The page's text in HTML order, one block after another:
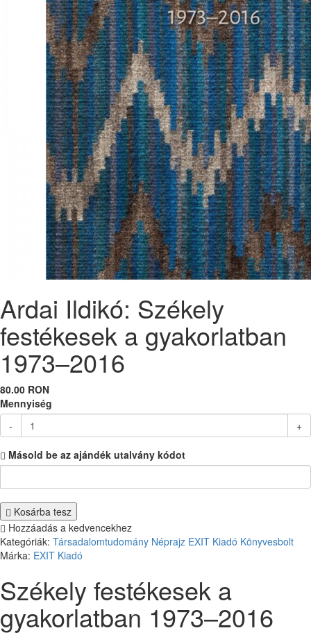
Ardai Ildikó: Székely
festékesek a gyakorlatban
1973–2016
80.00 RON
Mennyiség
-
+
Másold be az ajándék utalvány kódot
Kosárba tesz
Hozzáadás a kedvencekhez
Kategóriák: Társadalomtudomány Néprajz EXIT Kiadó Könyvesbolt
Márka: EXIT Kiadó
Székely festékesek a
gyakorlatban 1973–2016